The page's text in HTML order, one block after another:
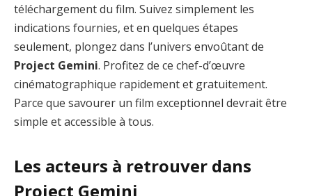
téléchargement du film. Suivez simplement les
indications fournies, et en quelques étapes
seulement, plongez dans l’univers envoûtant de
Project Gemini. Profitez de ce chef-d’œuvre
cinématographique rapidement et gratuitement.
Parce que savourer un film exceptionnel devrait être
simple et accessible à tous.
Les acteurs à retrouver dans
Project Gemini